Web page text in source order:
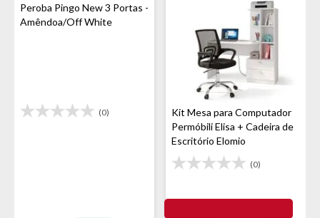
Peroba Pingo New 3 Portas -
Amêndoa/Off White
(0)
Kit Mesa para Computador
Permóbili Elisa + Cadeira de
Escritório Elomio
(0)